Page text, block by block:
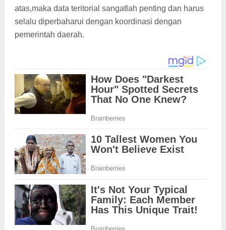
atas,maka data teritorial sangatlah penting dan harus
selalu diperbaharui dengan koordinasi dengan
pemerintah daerah.